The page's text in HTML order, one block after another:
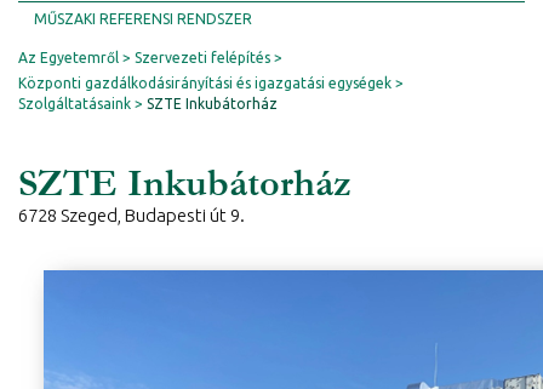
MŰSZAKI REFERENSI RENDSZER
Az Egyetemről
Szervezeti felépítés
Központi gazdálkodásirányítási és igazgatási egységek
Szolgáltatásaink
SZTE Inkubátorház
SZTE Inkubátorház
6728 Szeged, Budapesti út 9.